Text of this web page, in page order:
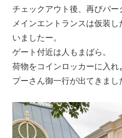
チェックアウト後、再びパー
メインエントランスは仮装
いましたー。
ゲート付近は人もまばら。
荷物をコインロッカーに入
プーさん御一行が出てきまし